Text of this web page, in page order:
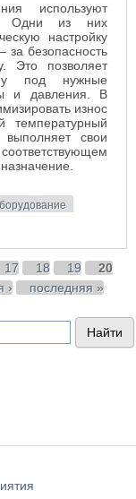
используют
Одни из них
настройку
за безопасность
Это позволяет
под нужные
и давления. В
износ
температурный
свои
17 18 19
20
› последняя »